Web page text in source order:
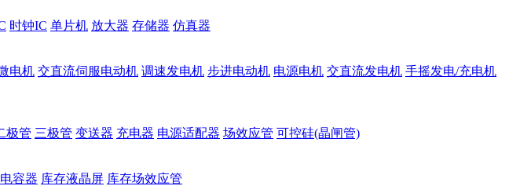
时钟IC 单片机 放大器 存储器 仿真器
电机 交直流伺服电动机 调速发电机 步进电动机 电源电机 交直流发电机 手摇发电/充电机
极管 三极管 变送器 充电器 电源适配器 场效应管 可控硅(晶闸管)
容器 库存液晶屏 库存场效应管